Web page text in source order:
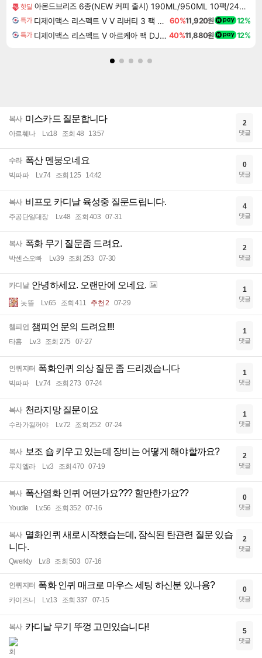
핫딜 아몬드브리즈 6종(NEW 커피 출시) 190ML/950ML 10팩/24팩/48팩 중 택 1
특가 디제이맥스 리스펙트 V V 리버티 3 팩 DJMAX RESPECT V V Liberty 3 Pack DLC 60%11,920원 12%
특가 디제이맥스 리스펙트 V 아르케아 팩 DJMAX RESPECT V Arcaea Pack DLC 40%11,880원 12%
복사 미스카드 질문합니다
아르훼나 Lv.18 조회 48 13:57
2
댓글
수라 폭산 멘붕오네요
빅파파 Lv.74 조회 125 14:42
0
댓글
복사 비프모 카디날 육성중 질문드립니다.
주공단일대장 Lv.48 조회 403 07-31
4
댓글
복사 폭화 무기 질문좀 드려요.
박센스오빠 Lv.39 조회 253 07-30
2
댓글
카디날 안녕하세요. 오랜만에 오네요.
놋뜰 Lv.65 조회 411 추천 2 07-29
1
댓글
챔피언 챔피언 문의 드려요!!!!
타홍 Lv.3 조회 275 07-27
1
댓글
인퀴지터 폭화인퀴 의상 질문 좀 드리겠습니다
빅파파 Lv.74 조회 273 07-24
1
댓글
복사 천라지망 질문이요
수라가될꺼야 Lv.72 조회 252 07-24
1
댓글
복사 보조 숍 키우고 있는데 장비는 어떻게 해야할까요?
루치엘라 Lv.3 조회 470 07-19
2
댓글
복사 폭산염화 인퀴 어떤가요??? 할만한가요??
Youdie Lv.56 조회 352 07-16
0
댓글
복사 멸화인퀴 새로시작했습는데, 잠식된 탄관련 질문 있습
니다.
Qwerkty Lv.8 조회 503 07-16
2
댓글
인퀴지터 폭화 인퀴 매크로 마우스 세팅 하신분 있나용?
카이즈니 Lv.13 조회 337 07-15
0
댓글
복사 카디날 무기 뚜껑 고민있습니다! 5
댓글